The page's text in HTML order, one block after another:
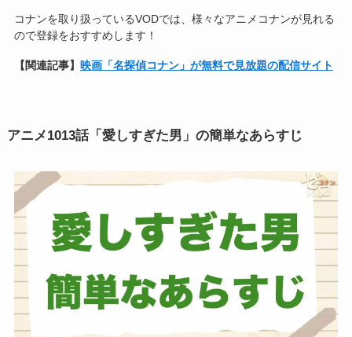
コナンを取り扱っているVODでは、様々なアニメコナンが見れる
ので登録をおすすめします！
【関連記事】 映画「名探偵コナン」が無料で見放題の配信サイト
アニメ1013話「愛しすぎた男」の簡単なあらすじ